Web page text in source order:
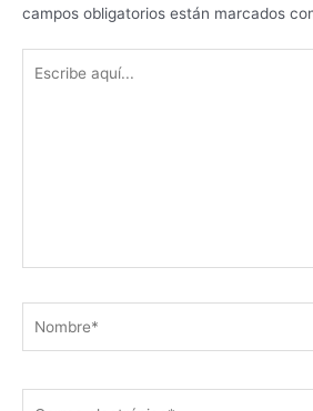
campos obligatorios están marcados
aquí...